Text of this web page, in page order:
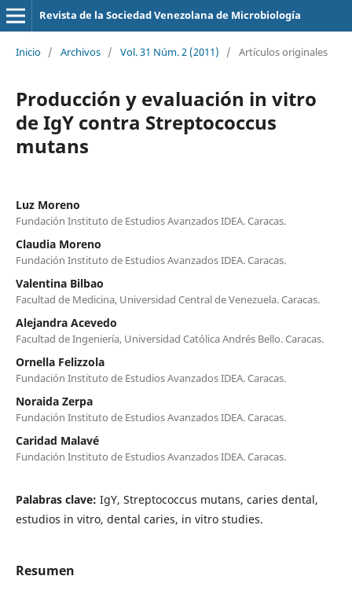
Revista de la Sociedad Venezolana de Microbiología
Inicio / Archivos / Vol. 31 Núm. 2 (2011) / Artículos originales
Producción y evaluación in vitro
de IgY contra Streptococcus
mutans
Luz Moreno
Fundación Instituto de Estudios Avanzados IDEA. Caracas.
Claudia Moreno
Fundación Instituto de Estudios Avanzados IDEA. Caracas.
Valentina Bilbao
Facultad de Medicina, Universidad Central de Venezuela. Caracas.
Alejandra Acevedo
Facultad de Ingeniería, Universidad Católica Andrés Bello. Caracas.
Ornella Felizzola
Fundación Instituto de Estudios Avanzados IDEA. Caracas.
Noraida Zerpa
Fundación Instituto de Estudios Avanzados IDEA. Caracas.
Caridad Malavé
Fundación Instituto de Estudios Avanzados IDEA. Caracas.
Palabras clave: IgY, Streptococcus mutans, caries dental,
estudios in vitro, dental caries, in vitro studies.
Resumen